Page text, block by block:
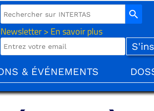
Newsletter > En savoir plus
search
& ÉVÉNEMENTS